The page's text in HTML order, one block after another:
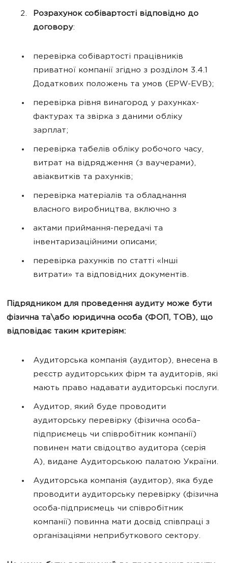
Розрахунок собівартості відповідно до
договору:
перевірка собівартості працівників
приватної компанії згідно з розділом 3.4.1
Додаткових положень та умов (EPW-EVB);
перевірка рівня винагород у рахунках-
фактурах та звірка з даними обліку
зарплат;
перевірка табелів обліку робочого часу,
витрат на відрядження (з ваучерами),
авіаквитків та рахунків;
перевірка матеріалів та обладнання
власного виробництва, включно з
актами приймання-передачі та
інвентаризаційними описами;
перевірка рахунків по статті «Інші
витрати» та відповідних документів.
Підрядником для проведення аудиту може бути
фізична та\або юридична особа (ФОП, ТОВ), що
відповідає таким критеріям:
Аудиторська компанія (аудитор), внесена в
реєстр аудиторських фірм та аудиторів, які
мають право надавати аудиторські послуги.
Аудитор, який буде проводити
аудиторську перевірку (фізична особа–
підприємець чи співробітник компанії)
повинен мати свідоцтво аудитора (серія
А), видане Аудиторською палатою України.
Аудиторська компанія (аудитор), яка буде
проводити аудиторську перевірку (фізична
особа-підприємець чи співробітник
компанії) повинна мати досвід співпраці з
організаціями неприбуткового сектору.